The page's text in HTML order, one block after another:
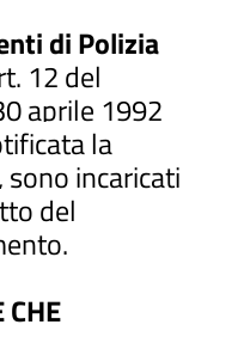
di Polizia
12 del
aprile 1992
la
incaricati
del
CHE